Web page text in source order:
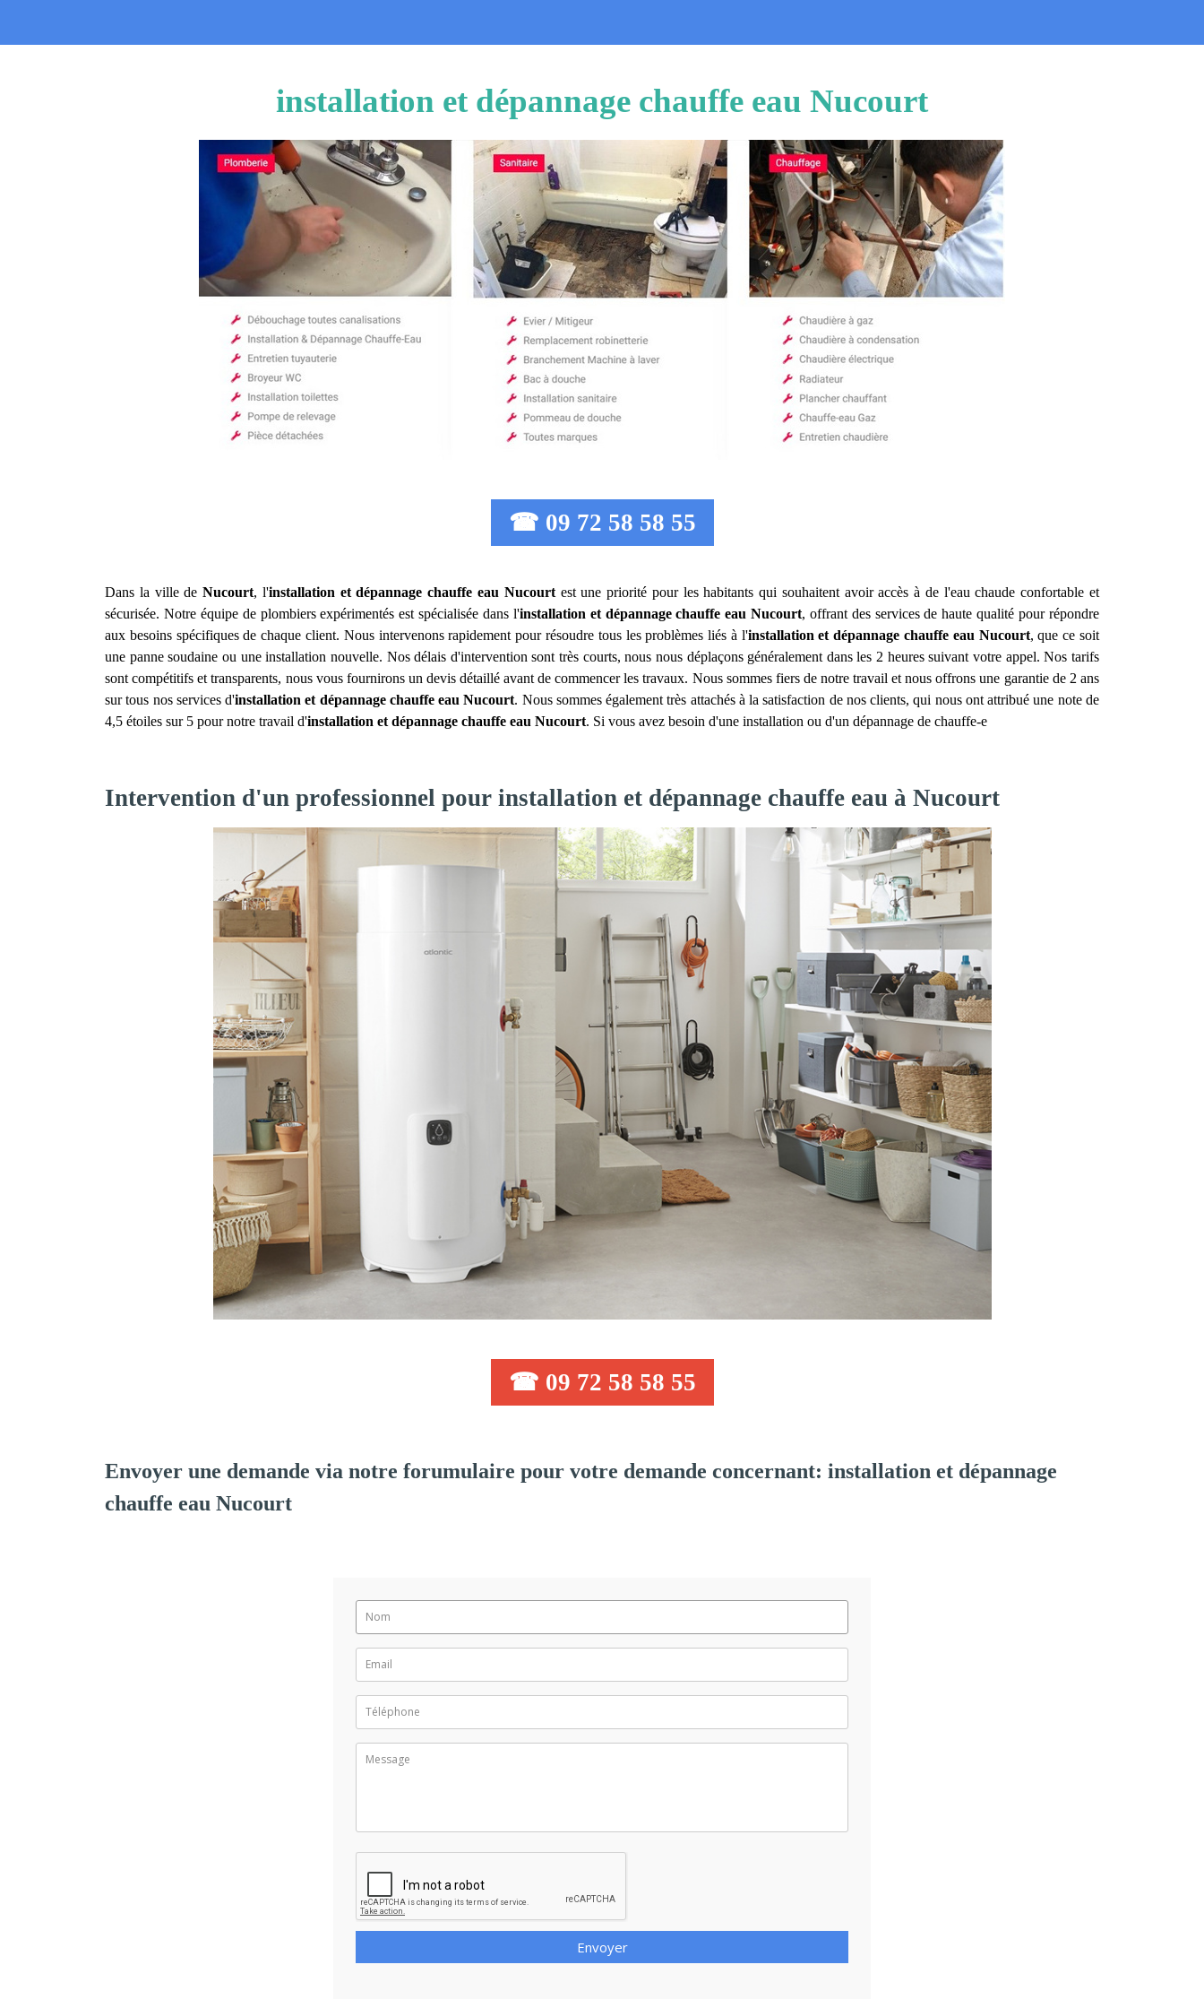
installation et dépannage chauffe eau Nucourt
☎ 09 72 58 58 55
Dans la ville deNucourt, l'installation et dépannage chauffe eau Nucourtest une priorité pour les habitants qui souhaitent avoir accès à de l'eau chaude confortable et
sécurisée. Notre équipe de plombiers expérimentés est spécialisée dans l'installation et dépannage chauffe eau Nucourt, offrant des services de haute qualité pour répondre
aux besoins spécifiques de chaque client. Nous intervenons rapidement pour résoudre tous les problèmes liés à l'installation et dépannage chauffe eau Nucourt, que ce soit
une panne soudaine ou une installation nouvelle. Nos délais d'intervention sont très courts, nous nous déplaçons généralement dans les 2 heures suivant votre appel. Nos tarifs
sont compétitifs et transparents, nous vous fournirons un devis détaillé avant de commencer les travaux. Nous sommes fiers de notre travail et nous offrons une garantie de 2 ans
sur tous nos services d'installation et dépannage chauffe eau Nucourt. Nous sommes également très attachés à la satisfaction de nos clients, qui nous ont attribué une note de
4,5 étoiles sur 5 pour notre travail d'installation et dépannage chauffe eau Nucourt. Si vous avez besoin d'une installation ou d'un dépannage de chauffe-e
Intervention d'un professionnel pour installation et dépannage chauffe eau à Nucourt
☎ 09 72 58 58 55
Envoyer une demande via notre forumulaire pour votre demande concernant: installation et dépannage
chauffe eau Nucourt
Envoyer